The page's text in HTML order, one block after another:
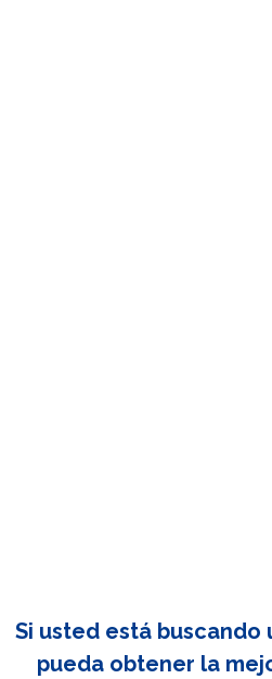
Si usted está buscando
pueda obtener la